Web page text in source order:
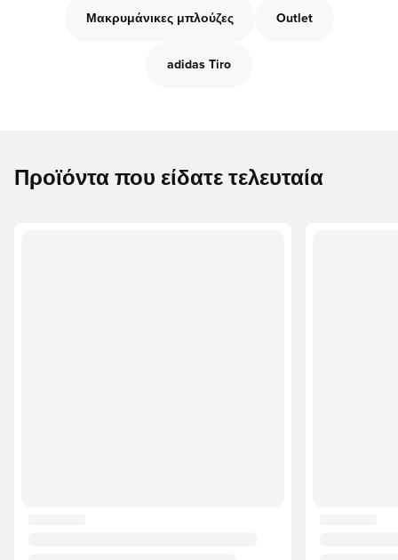
Μακρυμάνικες μπλούζες Outlet
adidas Tiro
Προϊόντα που είδατε τελευταία